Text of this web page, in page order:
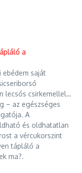
a
ebédem saját
lecsós csirkemellel…
– az egészséges
A
és oldhatatlan
a vércukorszint
tápláló a
ma?.